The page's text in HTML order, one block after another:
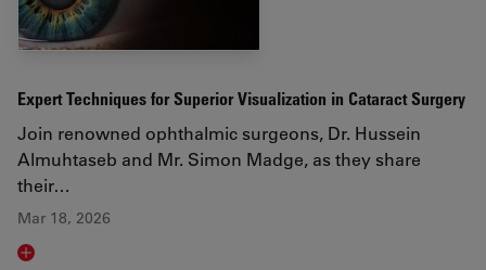
Expert Techniques for Superior Visualization in Cataract Surgery
Join renowned ophthalmic surgeons, Dr. Hussein
Almuhtaseb and Mr. Simon Madge, as they share
their…
Mar 18, 2026
Read article